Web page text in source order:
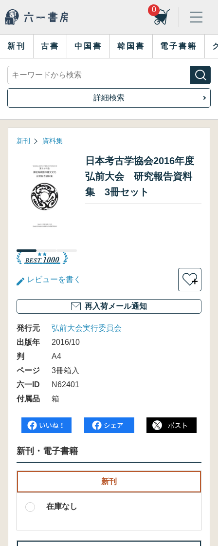
0
新刊 古書 中国書 韓国書 電子書籍
詳細検索
新刊 資料集
日本考古学協会2016年度
弘前大会 研究報告資料
集 3冊セット
レビューを書く ＋
再入荷メール通知
発行元
弘前大会実行委員会
出版年
2016/10
判
A4
ページ
3冊箱入
六一ID
N62401
付属品
箱
新刊・電子書籍
新刊
在庫なし